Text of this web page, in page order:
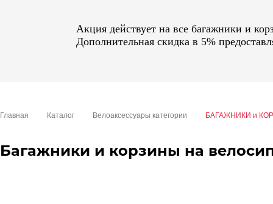
Акция действует на все багажники и
Дополнительная скидка в 5%
Главная Каталог Велоаксессуары категории БАГАЖНИКИ и
Багажники и корзины на